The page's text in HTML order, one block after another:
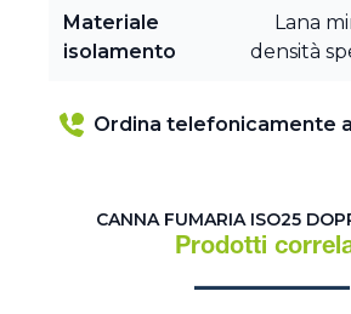
Materiale
isolamento
Lana
densità
Ordina telefonicamente
CANNA FUMARIA ISO25
Prodotti